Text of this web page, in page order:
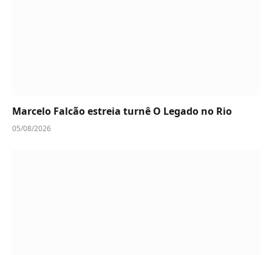
Marcelo Falcão estreia turnê O Legado no Rio
05/08/2026